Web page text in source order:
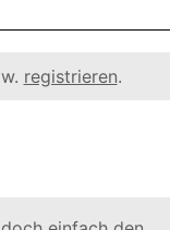
registrieren.